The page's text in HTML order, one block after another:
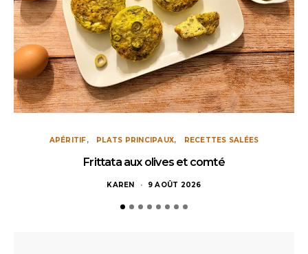
APÉRITIF PLATS PRINCIPAUX RECETTES SALÉES
Frittata aux olives et comté
KAREN 9 AOÛT 2026